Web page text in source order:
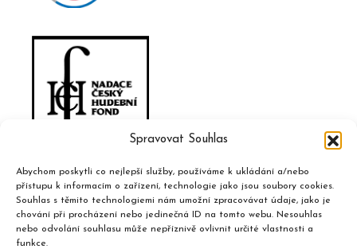
Spravovat Souhlas
Abychom poskytli co nejlepší služby, používáme k ukládání a/nebo
přístupu k informacím o zařízení, technologie jako jsou soubory cookies.
Souhlas s těmito technologiemi nám umožní zpracovávat údaje, jako je
chování při procházení nebo jedinečná ID na tomto webu. Nesouhlas
nebo odvolání souhlasu může nepříznivě ovlivnit určité vlastnosti a
funkce.